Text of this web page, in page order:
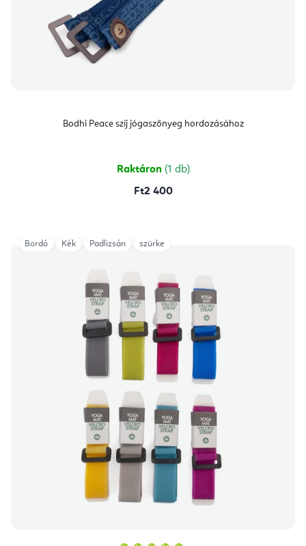
Bodhi Peace szíj jógaszőnyeg hordozásához
Raktáron (1 db)
Ft2 400
Bordó Kék Padlizsán szürke